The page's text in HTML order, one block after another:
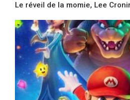
Le réveil de la momie, Lee